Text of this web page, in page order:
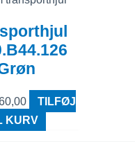
TILFØJ
KURV